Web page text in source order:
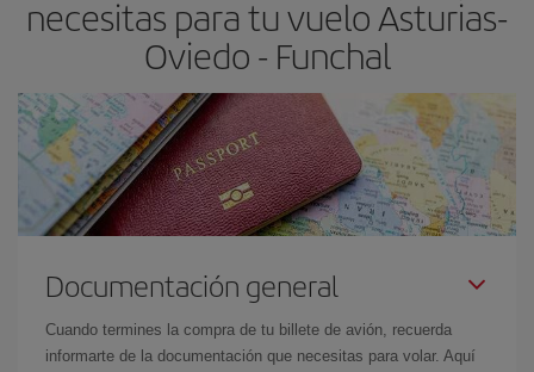
necesitas para tu vuelo Asturias-
Oviedo - Funchal
Documentación general
Cuando termines la compra de tu billete de avión, recuerda
informarte de la documentación que necesitas para volar. Aquí